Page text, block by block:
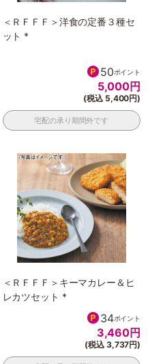
＜ＲＦＦＦ＞洋食の定番３種セ
ット *
50ポイント
5,000円
(税込 5,400円)
宅配の承り期間外です
＜ＲＦＦＦ＞キーマカレー＆ヒ
レカツセット *
34ポイント
3,460円
(税込 3,737円)